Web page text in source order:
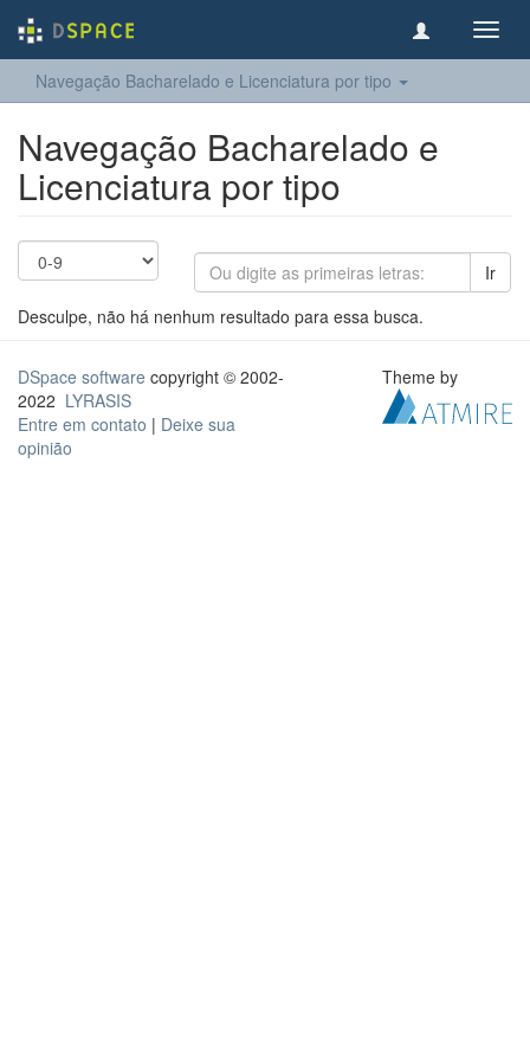
Navegação Bacharelado e Licenciatura por tipo
Navegação Bacharelado e
Licenciatura por tipo
Ir
Desculpe, não há nenhum resultado para essa busca.
DSpace software copyright © 2002-
2022 LYRASIS
Entre em contato | Deixe sua
opinião
Theme by